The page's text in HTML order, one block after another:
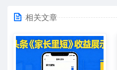
相关文章